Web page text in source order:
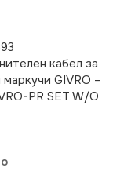
кабел за
GIVRO –
PR SET W/O